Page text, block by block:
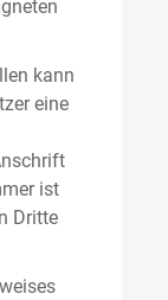
kann
eine
ist
Dritte